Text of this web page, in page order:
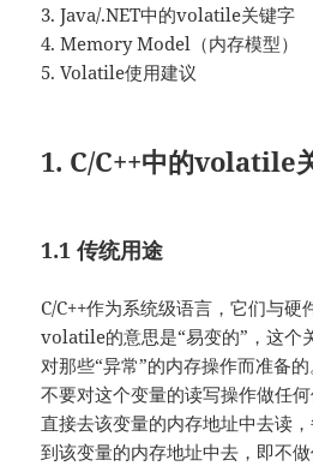
3. Java/.NET中的volatile关键字
4. Memory Model（内存模型）
5. Volatile使用建议
1. C/C++中的volatile
1.1 传统用途
C/C++作为系统级语言，它们与硬
volatile的意思是“易变的”，这个
对那些“异常”的内存操作而准备
不要对这个变量的读写操作做任
直接去该变量的内存地址中去读
到该变量的内存地址中去，即不